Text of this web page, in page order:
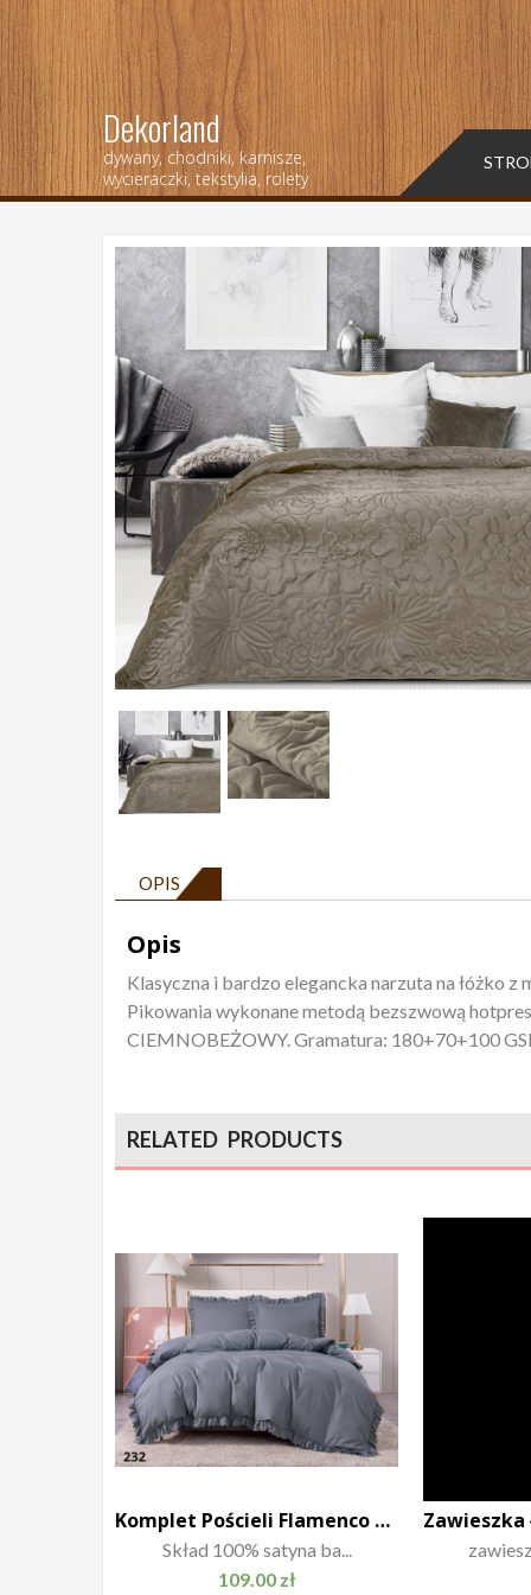
Dekorland
dywany, chodniki, karnisze,
wycieraczki, tekstylia, rolety
OPIS
Opis
Klasyczna i bardzo elegancka narzuta na łóżko
Pikowania wykonane metodą bezszwową
CIEMNOBEŻOWY. Gramatura: 180+70+100
RELATED PRODUCTS
Komplet Pościeli Flamenco 200×220
Skład 100% satyna ba...
109.00 zł